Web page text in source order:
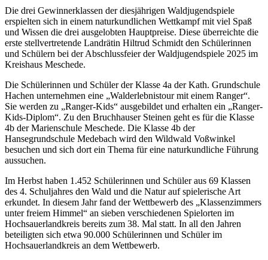
Die drei Gewinnerklassen der diesjährigen Waldjugendspiele
erspielten sich in einem naturkundlichen Wettkampf mit viel Spaß
und Wissen die drei ausgelobten Hauptpreise. Diese überreichte die
erste stellvertretende Landrätin Hiltrud Schmidt den Schülerinnen
und Schülern bei der Abschlussfeier der Waldjugendspiele 2025 im
Kreishaus Meschede.
Die Schülerinnen und Schüler der Klasse 4a der Kath. Grundschule
Hachen unternehmen eine „Walderlebnistour mit einem Ranger“.
Sie werden zu „Ranger-Kids“ ausgebildet und erhalten ein „Ranger-
Kids-Diplom“. Zu den Bruchhauser Steinen geht es für die Klasse
4b der Marienschule Meschede. Die Klasse 4b der
Hansegrundschule Medebach wird den Wildwald Voßwinkel
besuchen und sich dort ein Thema für eine naturkundliche Führung
aussuchen.
Im Herbst haben 1.452 Schülerinnen und Schüler aus 69 Klassen
des 4. Schuljahres den Wald und die Natur auf spielerische Art
erkundet. In diesem Jahr fand der Wettbewerb des „Klassenzimmers
unter freiem Himmel“ an sieben verschiedenen Spielorten im
Hochsauerlandkreis bereits zum 38. Mal statt. In all den Jahren
beteiligten sich etwa 90.000 Schülerinnen und Schüler im
Hochsauerlandkreis an dem Wettbewerb.